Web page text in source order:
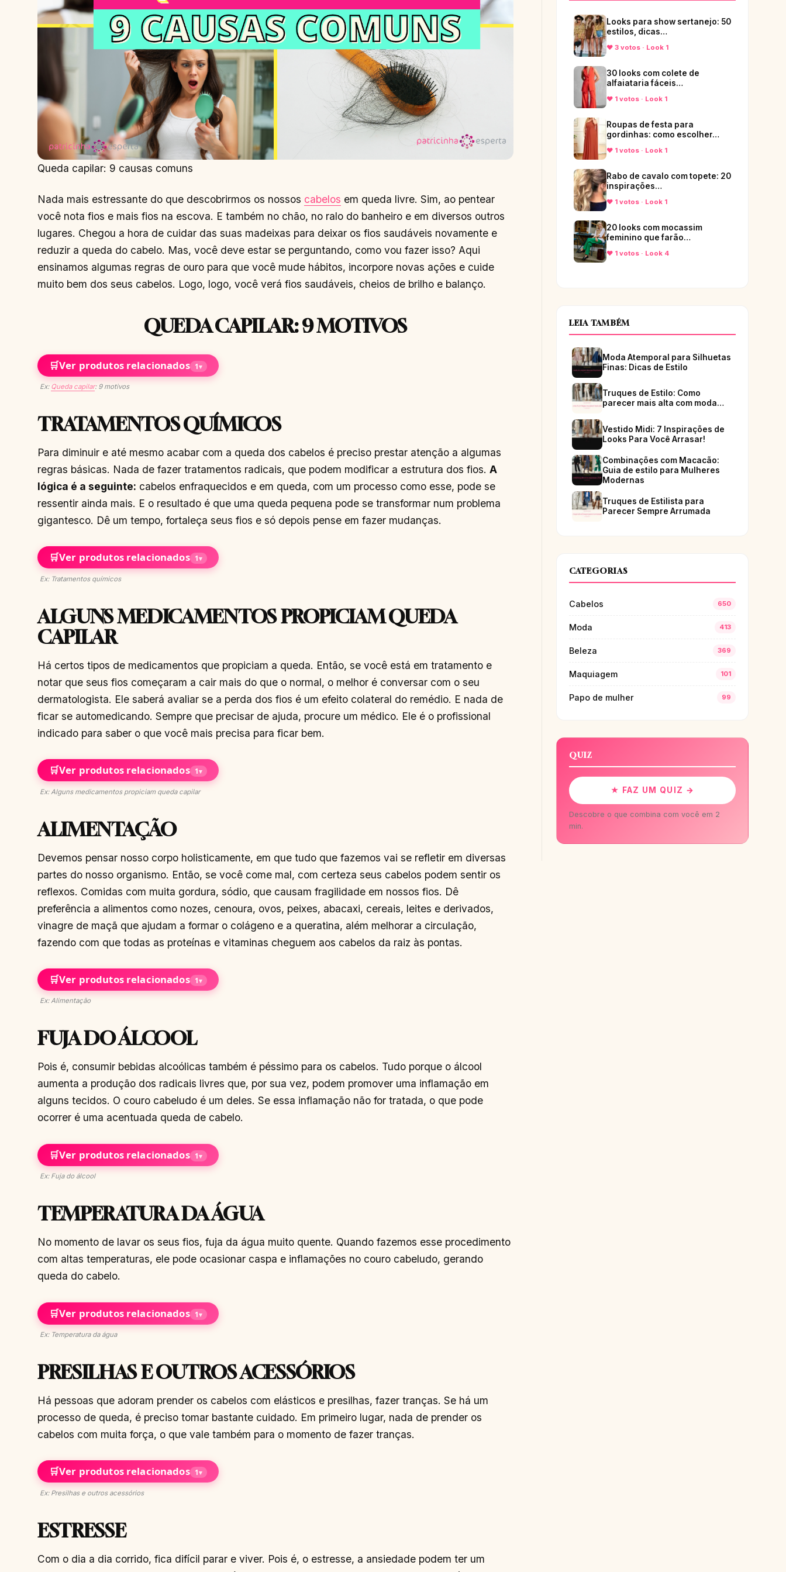
Queda capilar: 9 causas comuns
Nada mais estressante do que descobrirmos os nossos cabelos em queda livre. Sim, ao pentear
você nota fios e mais fios na escova. E também no chão, no ralo do banheiro e em diversos outros
lugares. Chegou a hora de cuidar das suas madeixas para deixar os fios saudáveis novamente e
reduzir a queda do cabelo. Mas, você deve estar se perguntando, como vou fazer isso? Aqui
ensinamos algumas regras de ouro para que você mude hábitos, incorpore novas ações e cuide
muito bem dos seus cabelos. Logo, logo, você verá fios saudáveis, cheios de brilho e balanço.
QUEDA CAPILAR: 9 MOTIVOS
🛒Ver produtos relacionados 1▾
Ex: Queda capilar: 9 motivos
TRATAMENTOS QUÍMICOS
Para diminuir e até mesmo acabar com a queda dos cabelos é preciso prestar atenção a algumas
regras básicas. Nada de fazer tratamentos radicais, que podem modificar a estrutura dos fios. A
lógica é a seguinte: cabelos enfraquecidos e em queda, com um processo como esse, pode se
ressentir ainda mais. E o resultado é que uma queda pequena pode se transformar num problema
gigantesco. Dê um tempo, fortaleça seus fios e só depois pense em fazer mudanças.
🛒Ver produtos relacionados 1▾
Ex: Tratamentos químicos
ALGUNS MEDICAMENTOS PROPICIAM QUEDA
CAPILAR
Há certos tipos de medicamentos que propiciam a queda. Então, se você está em tratamento e
notar que seus fios começaram a cair mais do que o normal, o melhor é conversar com o seu
dermatologista. Ele saberá avaliar se a perda dos fios é um efeito colateral do remédio. E nada de
ficar se automedicando. Sempre que precisar de ajuda, procure um médico. Ele é o profissional
indicado para saber o que você mais precisa para ficar bem.
🛒Ver produtos relacionados 1▾
Ex: Alguns medicamentos propiciam queda capilar
ALIMENTAÇÃO
Devemos pensar nosso corpo holisticamente, em que tudo que fazemos vai se refletir em diversas
partes do nosso organismo. Então, se você come mal, com certeza seus cabelos podem sentir os
reflexos. Comidas com muita gordura, sódio, que causam fragilidade em nossos fios. Dê
preferência a alimentos como nozes, cenoura, ovos, peixes, abacaxi, cereais, leites e derivados,
vinagre de maçã que ajudam a formar o colágeno e a queratina, além melhorar a circulação,
fazendo com que todas as proteínas e vitaminas cheguem aos cabelos da raiz às pontas.
🛒Ver produtos relacionados 1▾
Ex: Alimentação
FUJA DO ÁLCOOL
Pois é, consumir bebidas alcoólicas também é péssimo para os cabelos. Tudo porque o álcool
aumenta a produção dos radicais livres que, por sua vez, podem promover uma inflamação em
alguns tecidos. O couro cabeludo é um deles. Se essa inflamação não for tratada, o que pode
ocorrer é uma acentuada queda de cabelo.
🛒Ver produtos relacionados 1▾
Ex: Fuja do álcool
TEMPERATURA DA ÁGUA
No momento de lavar os seus fios, fuja da água muito quente. Quando fazemos esse procedimento
com altas temperaturas, ele pode ocasionar caspa e inflamações no couro cabeludo, gerando
queda do cabelo.
🛒Ver produtos relacionados 1▾
Ex: Temperatura da água
PRESILHAS E OUTROS ACESSÓRIOS
Há pessoas que adoram prender os cabelos com elásticos e presilhas, fazer tranças. Se há um
processo de queda, é preciso tomar bastante cuidado. Em primeiro lugar, nada de prender os
cabelos com muita força, o que vale também para o momento de fazer tranças.
🛒Ver produtos relacionados 1▾
Ex: Presilhas e outros acessórios
ESTRESSE
Com o dia a dia corrido, fica difícil parar e viver. Pois é, o estresse, a ansiedade podem ter um
Looks para show sertanejo: 50
estilos, dicas…
♥ 3 votos · Look 1
30 looks com colete de
alfaiataria fáceis…
♥ 1 votos · Look 1
Roupas de festa para
gordinhas: como escolher…
♥ 1 votos · Look 1
Rabo de cavalo com topete: 20
inspirações…
♥ 1 votos · Look 1
20 looks com mocassim
feminino que farão…
♥ 1 votos · Look 4
LEIA TAMBÉM
Moda Atemporal para Silhuetas
Finas: Dicas de Estilo
Truques de Estilo: Como
parecer mais alta com moda…
Vestido Midi: 7 Inspirações de
Looks Para Você Arrasar!
Combinações com Macacão:
Guia de estilo para Mulheres
Modernas
Truques de Estilista para
Parecer Sempre Arrumada
CATEGORIAS
Cabelos 650
Moda 413
Beleza 369
Maquiagem 101
Papo de mulher 99
QUIZ
★ FAZ UM QUIZ →
Descobre o que combina com você em 2
min.